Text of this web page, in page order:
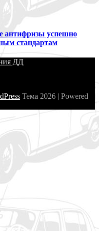
антифризы успешно
стандартам
ДД
Тема 2026 | Powered